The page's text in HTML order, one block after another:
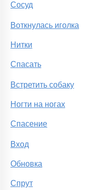
Сосуд
Воткнулась иголка
Нитки
Спасать
Встретить собаку
Ногти на ногах
Спасение
Вход
Обновка
Спрут